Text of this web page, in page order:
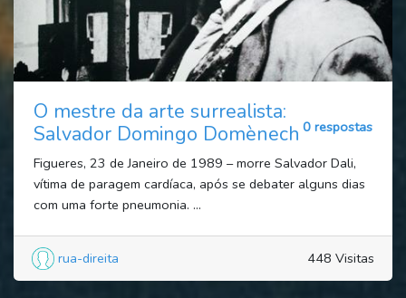
O mestre da arte surrealista:
Salvador Domingo Domènech 0 respostas
Figueres, 23 de Janeiro de 1989 – morre Salvador Dali,
vítima de paragem cardíaca, após se debater alguns dias
com uma forte pneumonia. ...
rua-direita 448 Visitas